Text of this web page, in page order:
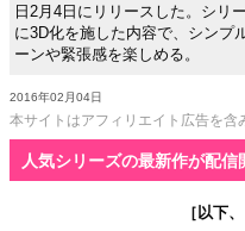
日2月4日にリリースした。シリ
に3D化を施した内容で、シンプ
ーンや緊張感を楽しめる。
2016年02月04日
本サイトはアフィリエイト広告を含
人気シリーズの最新作が配
［以下